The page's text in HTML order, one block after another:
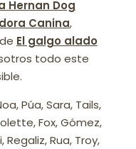
Hernan Dog
Canina,
El galgo alado
todo este
Púa, Sara, Tails,
Fox, Gómez,
Regaliz, Rua, Troy,